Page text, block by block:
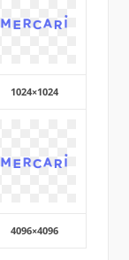
1024×1024
4096×4096